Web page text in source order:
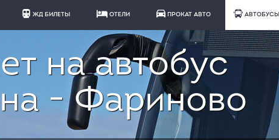
ЖД БИЛЕТЫ ОТЕЛИ ПРОКАТ АВТО АВТОБУСЫ
на автобус
- Фариново